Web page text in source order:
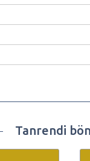
Tanrendi